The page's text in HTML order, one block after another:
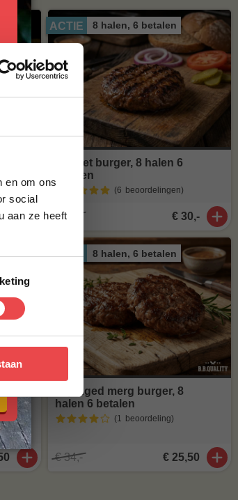
en om ons
social
aan ze heeft
ACTIE 8 halen, 6 betalen
Brisket burger, 8 halen 6
betalen
(6 beoordelingen)
€ 40,- € 30,-
ACTIE 8 halen, 6 betalen
Dry Aged merg burger, 8
halen 6 betalen
(1 beoordeling)
€ 34,- € 25,50